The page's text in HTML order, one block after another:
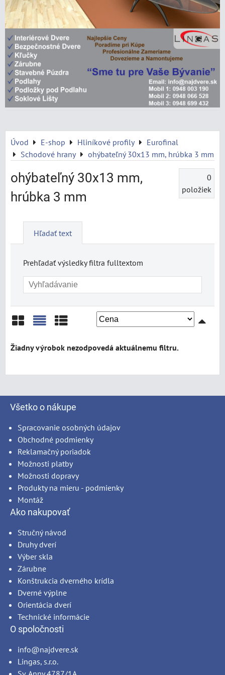
Úvod E-shop Hliníkové profily
Eurofinal
Schodové hrany
ohýbateľný 30x13 mm, hrúbka 3 mm
ohýbateľný 30x13 mm,
hrúbka 3 mm
0
položiek
Hľadať text
Prehľadať výsledky filtra fulltextom
Mriežka
Všetko o nákupe
Spracovanie osobných údajov
Obchodné podmienky
Reklamačný poriadok
Možnosti platby
Možnosti dopravy
Produkty na mieru - podmienky
Montáž
Ako nakupovať
Stručný návod
Druhy dverí
Výber skla
Zárubne
Konštrukcia dverného krídla
Dverné výplne
Orientácia dverí
Technické informácie
O spoločnosti
info@najdvere.sk
Lingas, s.r.o.